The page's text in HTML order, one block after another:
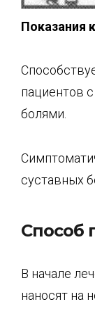
Показания
пациентов
болями.
суставных
Способ
В начале
наносят на